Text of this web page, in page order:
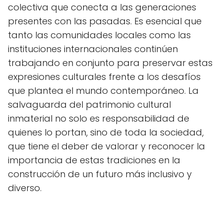
colectiva que conecta a las generaciones
presentes con las pasadas. Es esencial que
tanto las comunidades locales como las
instituciones internacionales continúen
trabajando en conjunto para preservar estas
expresiones culturales frente a los desafíos
que plantea el mundo contemporáneo. La
salvaguarda del patrimonio cultural
inmaterial no solo es responsabilidad de
quienes lo portan, sino de toda la sociedad,
que tiene el deber de valorar y reconocer la
importancia de estas tradiciones en la
construcción de un futuro más inclusivo y
diverso.